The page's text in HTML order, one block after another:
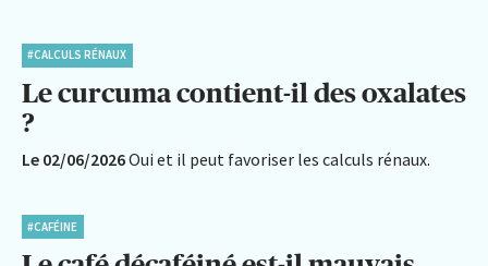
#CALCULS RÉNAUX
Le curcuma contient-il des oxalates
?
Le 02/06/2026Oui et il peut favoriser les calculs rénaux.
#CAFÉINE